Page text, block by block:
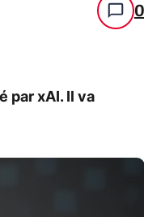
0
par xAI. Il va